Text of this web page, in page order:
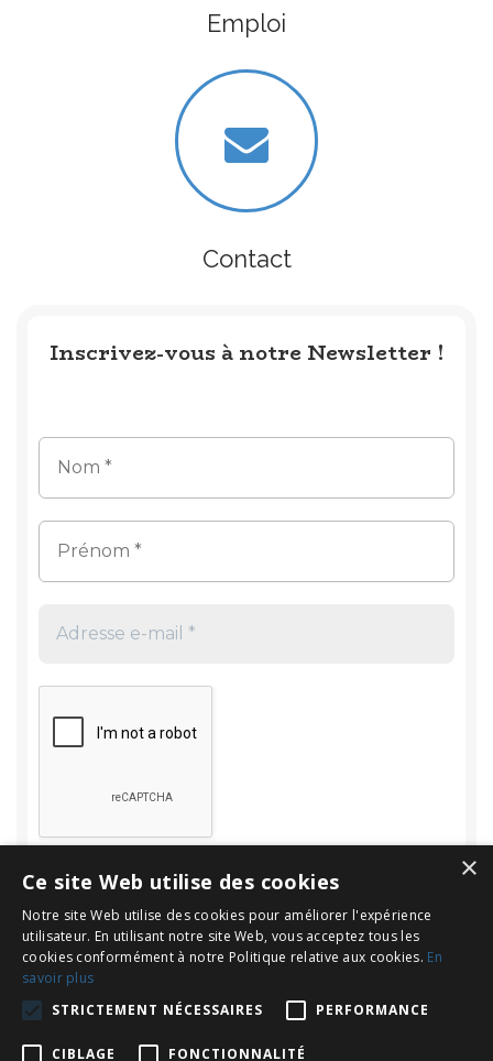
Emploi
Contact
Inscrivez-vous à notre Newsletter !
Rechercher
Rechercher :
×
Ce site Web utilise des cookies
Notre site Web utilise des cookies pour améliorer l'expérience
utilisateur. En utilisant notre site Web, vous acceptez tous les
cookies conformément à notre Politique relative aux cookies. En
savoir plus
STRICTEMENT NÉCESSAIRES
PERFORMANCE
CIBLAGE FONCTIONNALITÉ